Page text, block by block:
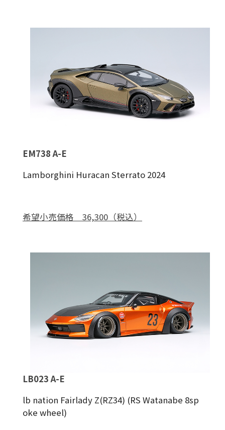
EM738 A-E
Lamborghini Huracan Sterrato 2024
希望小売価格 36,300（税込）
LB023 A-E
lb nation Fairlady Z(RZ34) (RS Watanabe 8sp
oke wheel)